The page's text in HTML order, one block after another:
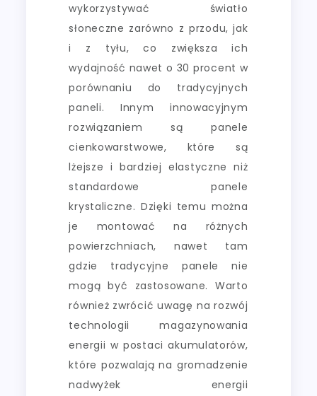
wykorzystywać światło
słoneczne zarówno z przodu, jak
i z tyłu, co zwiększa ich
wydajność nawet o 30 procent w
porównaniu do tradycyjnych
paneli. Innym innowacyjnym
rozwiązaniem są panele
cienkowarstwowe, które są
lżejsze i bardziej elastyczne niż
standardowe panele
krystaliczne. Dzięki temu można
je montować na różnych
powierzchniach, nawet tam
gdzie tradycyjne panele nie
mogą być zastosowane. Warto
również zwrócić uwagę na rozwój
technologii magazynowania
energii w postaci akumulatorów,
które pozwalają na gromadzenie
nadwyżek energii